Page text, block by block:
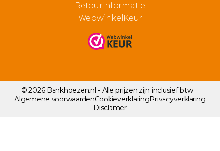
Retourinformatie
WebwinkelKeur
© 2026 Bankhoezen.nl - Alle prijzen zijn inclusief btw.
Algemene voorwaardenCookieverklaringPrivacyverklaring
Disclamer